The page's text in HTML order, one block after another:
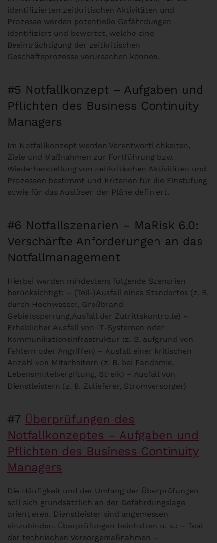
identifizierten zeitkritischen Aktivitäten und
Prozesse werden potentielle Gefährdungen
identifiziert und bewertet, welche eine
Beeinträchtigung der zeitkritischen
Geschäftsprozesse verursachen können.
#5 Notfallkonzept – Aufgaben und
Pflichten des Business Continuity
Managers
Im Notfallkonzept werden Verantwortlichkeiten,
Ziele und Maßnahmen zur Fortführung bzw.
Wiederherstellung von zeitkritischen Aktivitäten und
Prozessen bestimmt und Kriterien für die Einstufung
sowie für das Auslösen der Pläne definiert.
#6 Notfallszenarien – MaRisk 6.0:
Verschärfte Anforderungen an das
Notfallmanagement
Hierbei werden mindestens folgende Szenarien
berücksichtigt: – (Teil-)Ausfall eines Standortes (z. B.
durch Hochwasser, Großbrand,
Gebietssperrung,Ausfall der Zutrittskontrolle) –
Erheblicher Ausfall von IT-Systemen oder
Kommunikationsinfrastruktur (z. B. aufgrund von
Fehlern oder Angriffen) – Ausfall einer kritischen
Anzahl von Mitarbeitern (z. B. bei Pandemie,
Lebensmittelvergiftung, Streik) – Ausfall von
Dienstleistern (z. B. Zulieferer, Stromversorger)
#7 Überprüfungen des
Notfallkonzeptes – Aufgaben und
Pflichten des Business Continuity
Managers
Die Häufigkeit und der Umfang der Überprüfungen
soll sich grundsätzlich an der Gefährdungslage
orientieren. Dienstleister sind angemessen
einzubinden. Überprüfungen beinhalten u. a.: – Test
der technischen Vorsorgemaßnahmen –